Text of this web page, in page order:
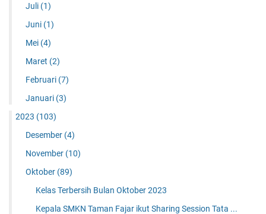
Juli (1)
Juni (1)
Mei (4)
Maret (2)
Februari (7)
Januari (3)
2023 (103)
Desember (4)
November (10)
Oktober (89)
Kelas Terbersih Bulan Oktober 2023
Kepala SMKN Taman Fajar ikut Sharing Session Tata ...